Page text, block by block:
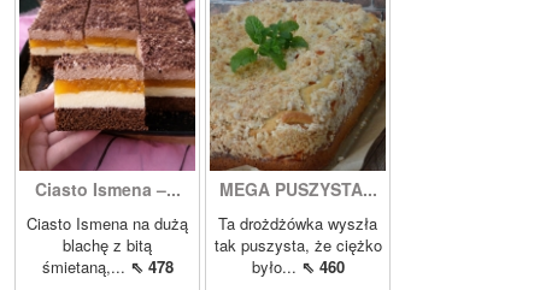
Ciasto Ismena –...
Ciasto Ismena na dużą
blachę z bitą
śmietaną,... ⇖ 478
MEGA PUSZYSTA...
Ta drożdżówka wyszła
tak puszysta, że ciężko
było... ⇖ 460